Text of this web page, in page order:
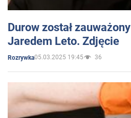
Durow został
Jaredem Leto. Zdjęcie
Rozrywka05.03.2025 19:45 36